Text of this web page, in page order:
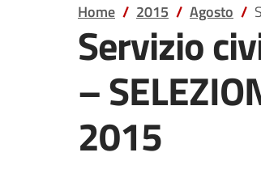
Home 2015 Agosto
Servizio
–
2015